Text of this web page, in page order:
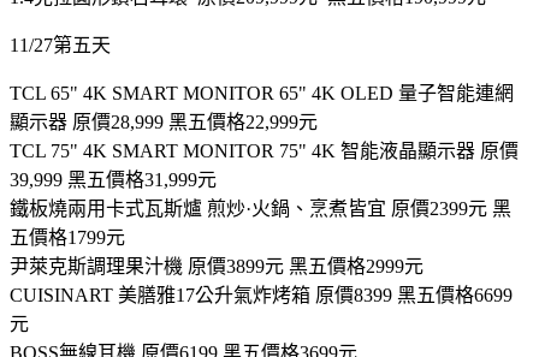
11/27第五天
TCL 65" 4K SMART MONITOR 65" 4K OLED 量子智能連網
顯示器 原價28,999 黑五價格22,999元
TCL 75" 4K SMART MONITOR 75" 4K 智能液晶顯示器 原價
39,999 黑五價格31,999元
鐵板燒兩用卡式瓦斯爐 煎炒·火鍋、烹煮皆宜 原價2399元 黑
五價格1799元
尹萊克斯調理果汁機 原價3899元 黑五價格2999元
CUISINART 美膳雅17公升氣炸烤箱 原價8399 黑五價格6699
元
BOSS無線耳機 原價6199 黑五價格3699元